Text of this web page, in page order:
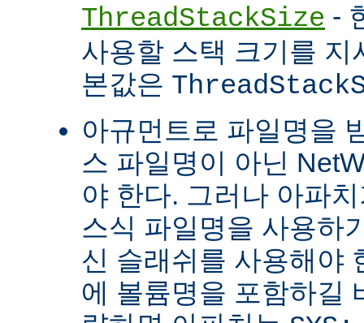
ThreadStackSize -
사용할 스택 크기를 지
본값은
아규먼트로 파일명을
스 파일명이 아닌
야 한다. 그러나 아파
스식 파일명을 사용하
신 슬래쉬를 사용해야
에 볼륨명을 포함하길